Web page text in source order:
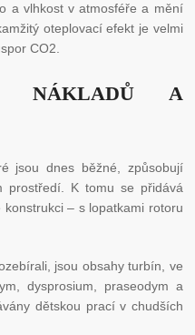
a vlhkost v atmosféře a mění
oteplovací efekt je velmi
CO2.
NÁKLADŮ A
jsou dnes běžné, způsobují
prostředí. K tomu se přidává
– s lopatkami rotoru
jsou obsahy turbín, ve
dysprosium, praseodym a
dětskou prací v chudších